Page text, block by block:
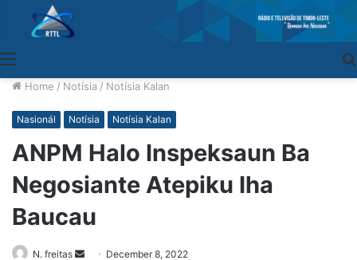
Home / Notísia / Notísia Kalan
Nasionál Notísia Notísia Kalan
ANPM Halo Inspeksaun Ba
Negosiante Atepiku Iha
Baucau
N. freitas
SendDecember 8, 2022